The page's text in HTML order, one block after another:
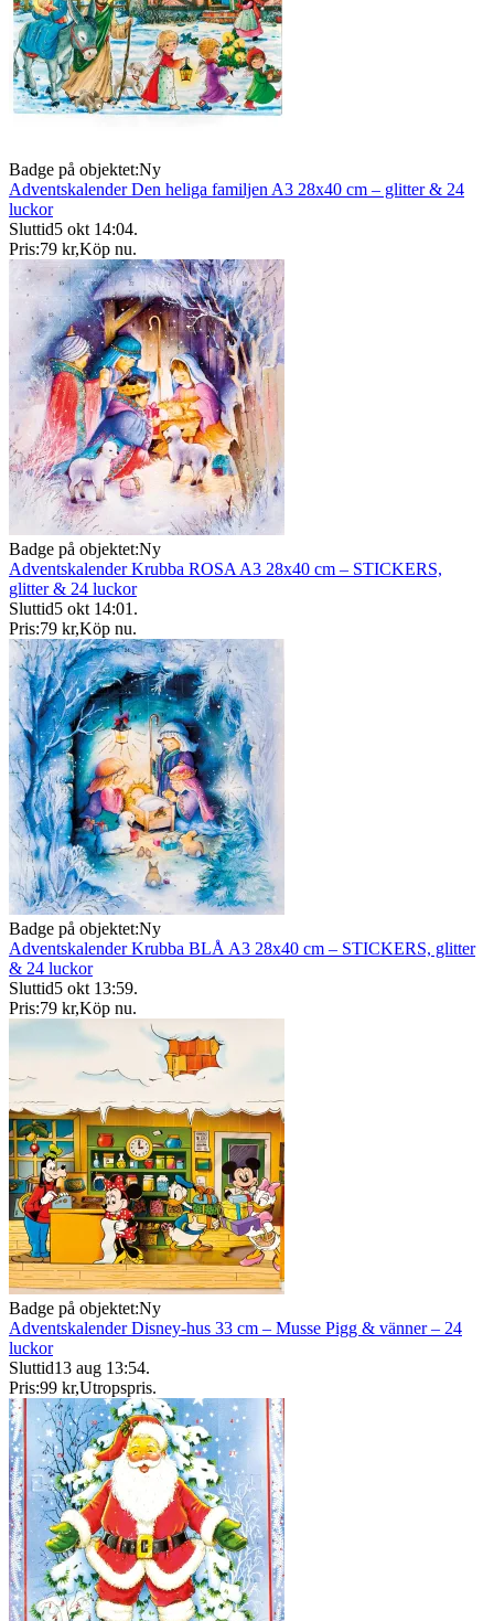
Badge på objektet:Ny
Adventskalender Den heliga familjen A3 28x40 cm – glitter & 24
luckor
Sluttid5 okt 14:04.
Pris:79 kr,Köp nu.
Badge på objektet:Ny
Adventskalender Krubba ROSA A3 28x40 cm – STICKERS,
glitter & 24 luckor
Sluttid5 okt 14:01 .
Pris:79 kr,Köp nu.
Badge på objektet:Ny
Adventskalender Krubba BLÅ A3 28x40 cm – STICKERS, glitter
& 24 luckor
Sluttid5 okt 13:59.
Pris:79 kr,Köp nu.
Badge på objektet:Ny
Adventskalender Disney-hus 33 cm – Musse Pigg & vänner – 24
luckor
Sluttid13 aug 13:54.
Pris:99 kr,Utropspris.